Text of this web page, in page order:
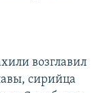
возглавил
сирийца